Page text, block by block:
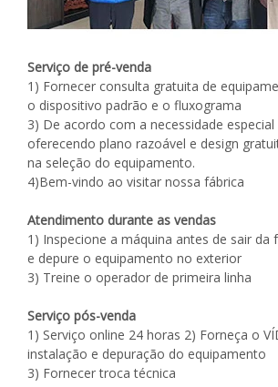
Serviço de pré-venda
1) Fornecer consulta gratuita de
o dispositivo padrão e o fluxograma
3) De acordo com a necessidade
oferecendo plano razoável e design
na seleção do equipamento.
4)Bem-vindo ao visitar nossa fábrica
Atendimento durante as vendas
1) Inspecione a máquina antes de sair da
e depure o equipamento no exterior
3) Treine o operador de primeira linha
Serviço pós-venda
1) Serviço online 24 horas 2) Forneça o
instalação e depuração do equipamento
3) Fornecer troca técnica